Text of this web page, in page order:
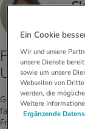
Unterschied
Genaue Zahlen sind
fast jede dritte Person
Fruchtzucker hat.
Ein Cookie
Wir und unsere
unsere Dienste
sowie um unsere
Webseiten von
werden, die
Weitere
Ergänzende